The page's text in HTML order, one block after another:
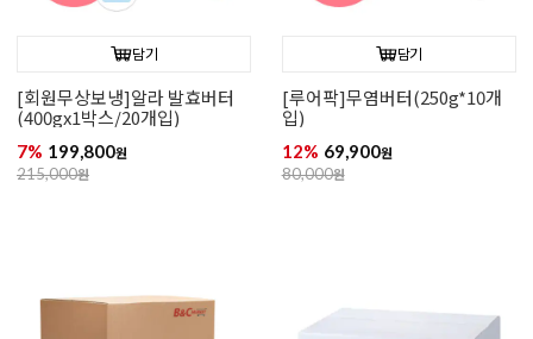
담기
[회원무상보냉]알라 발효버터
(400gx1박스/20개입)
7% 199,800원
215,000원
담기
[루어팍]무염버터(250g*10개
입)
12% 69,900원
80,000원